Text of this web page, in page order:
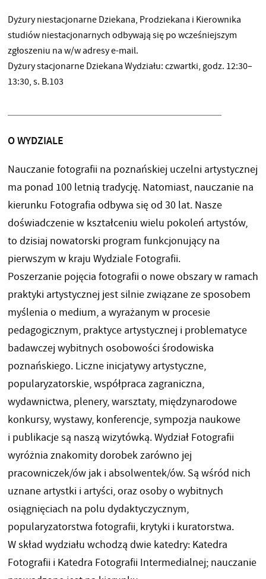
Dyżury niestacjonarne Dziekana, Prodziekana i Kierownika
studiów niestacjonarnych odbywają się po wcześniejszym
zgłoszeniu na w/w adresy e-mail.
Dyżury stacjonarne Dziekana Wydziału: czwartki, godz. 12:30–
13:30, s. B.103
O WYDZIALE
Nauczanie fotografii na poznańskiej uczelni artystycznej
ma ponad 100 letnią tradycję. Natomiast, nauczanie na
kierunku Fotografia odbywa się od 30 lat. Nasze
doświadczenie w kształceniu wielu pokoleń artystów,
to dzisiaj nowatorski program funkcjonujący na
pierwszym w kraju Wydziale Fotografii.
Poszerzanie pojęcia fotografii o nowe obszary w ramach
praktyki artystycznej jest silnie związane ze sposobem
myślenia o medium, a wyrażanym w procesie
pedagogicznym, praktyce artystycznej i problematyce
badawczej wybitnych osobowości środowiska
poznańskiego. Liczne inicjatywy artystyczne,
popularyzatorskie, współpraca zagraniczna,
wydawnictwa, plenery, warsztaty, międzynarodowe
konkursy, wystawy, konferencje, sympozja naukowe
i publikacje są naszą wizytówką. Wydział Fotografii
wyróżnia znakomity dorobek zarówno jej
pracowniczek/ów jak i absolwentek/ów. Są wśród nich
uznane artystki i artyści, oraz osoby o wybitnych
osiągnięciach na polu dydaktyczycznym,
popularyzatorstwa fotografii, krytyki i kuratorstwa.
W skład wydziału wchodzą dwie katedry: Katedra
Fotografii i Katedra Fotografii Intermedialnej; nauczanie